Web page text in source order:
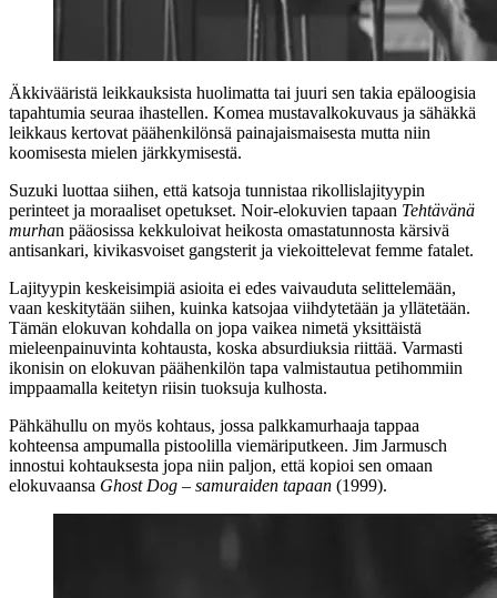
Äkkivääristä leikkauksista huolimatta tai juuri sen takia epäloogisia
tapahtumia seuraa ihastellen. Komea mustavalkokuvaus ja sähäkkä
leikkaus kertovat päähenkilönsä painajaismaisesta mutta niin
koomisesta mielen järkkymisestä.
Suzuki luottaa siihen, että katsoja tunnistaa rikollislajityypin
perinteet ja moraaliset opetukset. Noir-elokuvien tapaan Tehtävänä
murhan pääosissa kekkuloivat heikosta omastatunnosta kärsivä
antisankari, kivikasvoiset gangsterit ja viekoittelevat femme fatalet.
Lajityypin keskeisimpiä asioita ei edes vaivauduta selittelemään,
vaan keskitytään siihen, kuinka katsojaa viihdytetään ja yllätetään.
Tämän elokuvan kohdalla on jopa vaikea nimetä yksittäistä
mieleenpainuvinta kohtausta, koska absurdiuksia riittää. Varmasti
ikonisin on elokuvan päähenkilön tapa valmistautua petihommiin
imppaamalla keitetyn riisin tuoksuja kulhosta.
Pähkähullu on myös kohtaus, jossa palkkamurhaaja tappaa
kohteensa ampumalla pistoolilla viemäriputkeen. Jim Jarmusch
innostui kohtauksesta jopa niin paljon, että kopioi sen omaan
elokuvaansa Ghost Dog – samuraiden tapaan (1999).